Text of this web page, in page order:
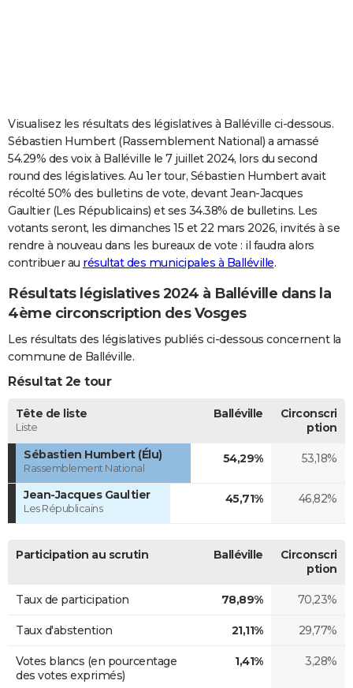
Carte de Noël
Carte Bonne année
Carte Saint-Valentin
Carte Pâques
Carte d'anniversaire
DICTIONNAIRE
Dictionnaire
Biographies
Citations
Expressions
Proverbes
PROGRAMME TV
COPAINS D'AVANT
S'inscrire
Se connecter
Lycées
Collèges
Primaires
Universités
Entreprises
Service militaire
Avis de recherche
AVIS DE DÉCÈS
Visualisez les résultats des législatives à Balléville ci-dessous.
Sébastien Humbert (Rassemblement National) a amassé
54.29% des voix à Balléville le 7 juillet 2024, lors du second
round des législatives. Au 1er tour, Sébastien Humbert avait
récolté 50% des bulletins de vote, devant Jean-Jacques
Gaultier (Les Républicains) et ses 34.38% de bulletins. Les
votants seront, les dimanches 15 et 22 mars 2026, invités à se
rendre à nouveau dans les bureaux de vote : il faudra alors
contribuer au résultat des municipales à Balléville.
Résultats législatives 2024 à Balléville dans la
4ème circonscription des Vosges
Les résultats des législatives publiés ci-dessous concernent la
commune de Balléville.
Résultat 2e tour
Tête de liste
Liste
Balléville
Circonscri
ption
Sébastien Humbert (Élu)
Rassemblement National
54,29% 53,18%
Jean-Jacques Gaultier
Les Républicains
45,71% 46,82%
Participation au scrutin Balléville
Circonscri
ption
Taux de participation 78,89% 70,23%
Taux d'abstention 21,11% 29,77%
Votes blancs (en pourcentage
des votes exprimés)
1,41% 3,28%